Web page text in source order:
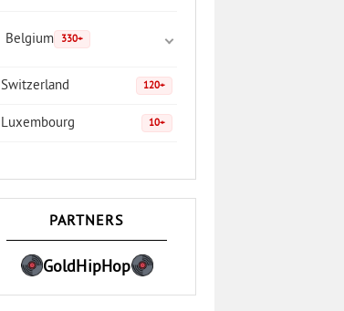
Belgium 330+
Switzerland 120+
Luxembourg 10+
PARTNERS
GoldHipHop